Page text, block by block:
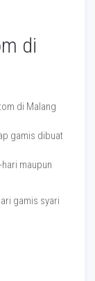
di
di Malang
gamis dibuat
maupun
gamis syari